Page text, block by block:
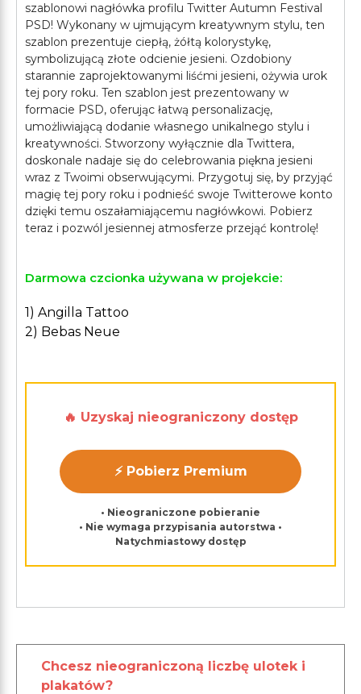
szablonowi nagłówka profilu Twitter Autumn Festival
PSD! Wykonany w ujmującym kreatywnym stylu, ten
szablon prezentuje ciepłą, żółtą kolorystykę,
symbolizującą złote odcienie jesieni. Ozdobiony
starannie zaprojektowanymi liśćmi jesieni, ożywia urok
tej pory roku. Ten szablon jest prezentowany w
formacie PSD, oferując łatwą personalizację,
umożliwiającą dodanie własnego unikalnego stylu i
kreatywności. Stworzony wyłącznie dla Twittera,
doskonale nadaje się do celebrowania piękna jesieni
wraz z Twoimi obserwującymi. Przygotuj się, by przyjąć
magię tej pory roku i podnieść swoje Twitterowe konto
dzięki temu oszałamiającemu nagłówkowi. Pobierz
Darmowa czcionka używana w projekcie:
1) Angilla Tattoo
2) Bebas Neue
🔥 Uzyskaj nieograniczony dostęp
⚡ Pobierz Premium
• Nieograniczone pobieranie
• Nie wymaga przypisania autorstwa •
Natychmiastowy dostęp
Chcesz nieograniczoną liczbę ulotek i
plakatów?